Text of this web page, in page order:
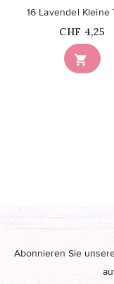

16 Lavendel Kleine
Price
CHF 4,25
Abonnieren Sie